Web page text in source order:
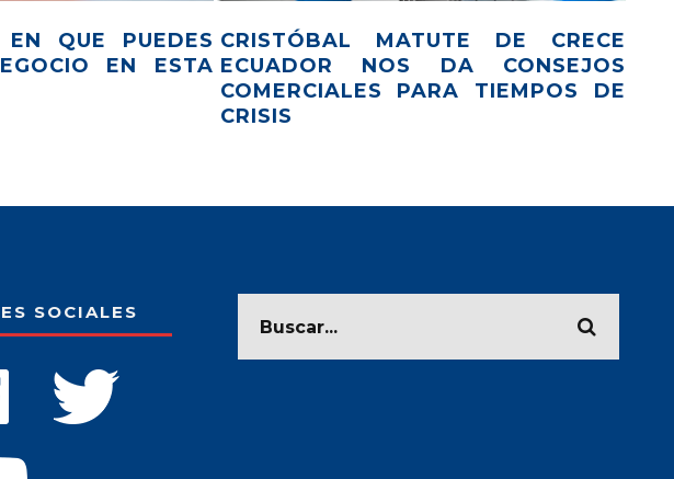
EN QUE PUEDES
EN ESTA
CRISTÓBAL MATUTE DE CRECE
ECUADOR NOS DA CONSEJOS
COMERCIALES PARA TIEMPOS DE
CRISIS
SOCIALES